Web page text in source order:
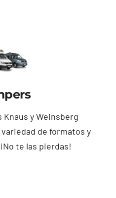
y Weinsberg
de formatos y
te las pierdas!